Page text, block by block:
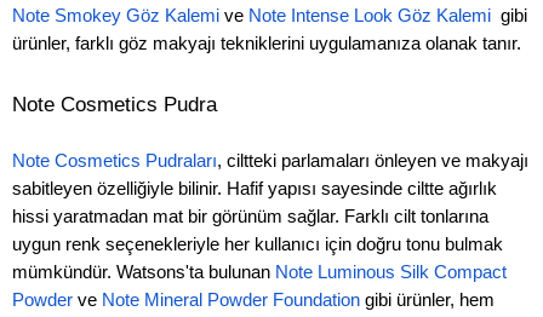
Note Smokey Göz Kalemi ve Note Intense Look Göz Kalemi gibi
ürünler, farklı göz makyajı tekniklerini uygulamanıza olanak tanır.
Note Cosmetics Pudra
Note Cosmetics Pudraları, ciltteki parlamaları önleyen ve makyajı
sabitleyen özelliğiyle bilinir. Hafif yapısı sayesinde ciltte ağırlık
hissi yaratmadan mat bir görünüm sağlar. Farklı cilt tonlarına
uygun renk seçenekleriyle her kullanıcı için doğru tonu bulmak
mümkündür. Watsons'ta bulunan Note Luminous Silk Compact
Powder ve Note Mineral Powder Foundation gibi ürünler, hem